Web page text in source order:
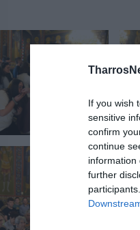
If you wish
sensitive
confirm
continue
information
further